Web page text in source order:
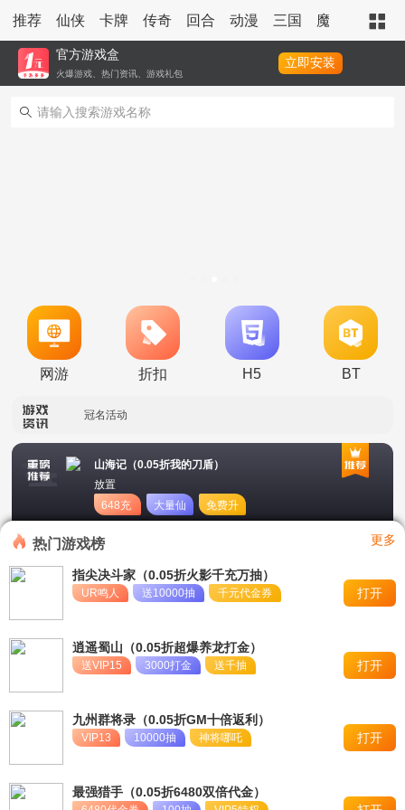
推荐 仙侠 卡牌 传奇 回合 动漫 三国 魔幻 策略
官方游戏盒
火爆游戏、热门资讯、游戏礼包
立即安装
网游 折扣 H5 BT
转游活动
新区首日十倍超值返利
冠名活动
山海记（0.05折我的刀盾）
放置
648充
值卡
大量仙
玉
免费升
星
热门游戏榜 更多
指尖决斗家（0.05折火影千充万抽）
UR鸣人 送10000抽 千元代金券 打开
逍遥蜀山（0.05折超爆养龙打金）
送VIP15 3000打金 送千抽 打开
九州群将录（0.05折GM十倍返利）
VIP13 10000抽 神将哪吒 打开
最强猎手（0.05折6480双倍代金）